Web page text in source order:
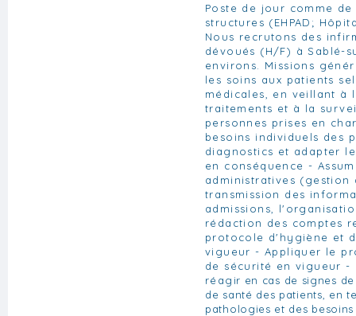
Poste de jour comme
structures (EHPAD;
Nous recrutons des
dévoués (H/F) à Sablé-
environs. Missions
les soins aux patients
médicales, en veillant à
traitements et à la
personnes prises en
besoins individuels des
diagnostics et adapter
en conséquence -
administratives (gestion
transmission des
admissions,
rédaction des comptes
protocole d'hygiène et
vigueur - Appliquer le
de sécurité en vigueur -
réagir en cas de signes
de santé des patients, en
pathologies et des